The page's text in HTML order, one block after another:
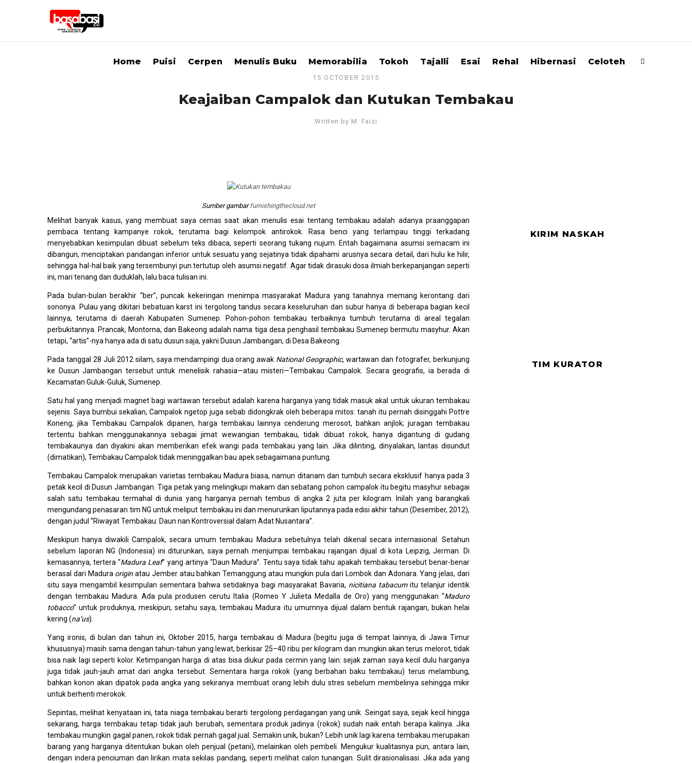
Home Puisi Cerpen Menulis Buku Memorabilia Tokoh Tajalli Esai Rehal Hibernasi Celoteh
15 OCTOBER 2015
Keajaiban Campalok dan Kutukan Tembakau
Written by M. Faizi
Sumber gambarfurnishingthecloud.net
Melihat banyak kasus, yang membuat saya cemas saat akan menulis esai tentang tembakau adalah adanya praanggapan
pembaca tentang kampanye rokok, terutama bagi kelompok antirokok. Rasa benci yang terlampau tinggi terkadang
menyebabkan kesimpulan dibuat sebelum teks dibaca, seperti seorang tukang nujum. Entah bagaimana asumsi semacam ini
dibangun, menciptakan pandangan inferior untuk sesuatu yang sejatinya tidak dipahami arusnya secara detail, dari hulu ke hilir,
sehingga hal-hal baik yang tersembunyi pun tertutup oleh asumsi negatif. Agar tidak dirasuki dosa ilmiah berkepanjangan seperti
ini, mari tenang dan duduklah, lalu baca tulisan ini.
Pada bulan-bulan berakhir “ber”, puncak kekeringan menimpa masyarakat Madura yang tanahnya memang kerontang dari
sononya. Pulau yang dikitari bebatuan karst ini tergolong tandus secara keseluruhan dan subur hanya di beberapa bagian kecil
lainnya, terutama di daerah Kabupaten Sumenep. Pohon-pohon tembakau terbaiknya tumbuh terutama di areal tegalan
perbukitannya. Prancak, Montorna, dan Bakeong adalah nama tiga desa penghasil tembakau Sumenep bermutu masyhur. Akan
tetapi, “artis”-nya hanya ada di satu dusun saja, yakni Dusun Jambangan, di Desa Bakeong.
Pada tanggal 28 Juli 2012 silam, saya mendampingi dua orang awak National Geographic, wartawan dan fotografer, berkunjung
ke Dusun Jambangan tersebut untuk menelisik rahasia—atau misteri—Tembakau Campalok. Secara geografis, ia berada di
Kecamatan Guluk-Guluk, Sumenep.
Satu hal yang menjadi magnet bagi wartawan tersebut adalah karena harganya yang tidak masuk akal untuk ukuran tembakau
sejenis. Saya bumbui sekalian, Campalok ngetop juga sebab didongkrak oleh beberapa mitos: tanah itu pernah disinggahi Pottre
Koneng; jika Tembakau Campalok dipanen, harga tembakau lainnya cenderung merosot, bahkan anjlok; juragan tembakau
tertentu bahkan menggunakannya sebagai jimat wewangian tembakau, tidak dibuat rokok, hanya digantung di gudang
tembakaunya dan diyakini akan memberikan efek wangi pada tembakau yang lain. Jika dilinting, dinyalakan, lantas disundut
(dimatikan), Tembakau Campalok tidak meninggalkan bau apek sebagaimana puntung.
Tembakau Campalok merupakan varietas tembakau Madura biasa, namun ditanam dan tumbuh secara eksklusif hanya pada 3
petak kecil di Dusun Jambangan. Tiga petak yang melingkupi makam dan sebatang pohon campalok itu begitu masyhur sebagai
salah satu tembakau termahal di dunia yang harganya pernah tembus di angka 2 juta per kilogram. Inilah yang barangkali
mengundang penasaran tim NG untuk meliput tembakau ini dan menurunkan liputannya pada edisi akhir tahun (Desember, 2012),
dengan judul “Riwayat Tembakau: Daun nan Kontroversial dalam Adat Nusantara”.
Meskipun hanya diwakili Campalok, secara umum tembakau Madura sebetulnya telah dikenal secara internasional. Setahun
sebelum laporan NG (Indonesia) ini diturunkan, saya pernah menjumpai tembakau rajangan dijual di kota Leipzig, Jerman. Di
kemasannya, tertera “Madura Leaf” yang artinya “Daun Madura”. Tentu saya tidak tahu apakah tembakau tersebut benar-benar
berasal dari Madura origin atau Jember atau bahkan Temanggung atau mungkin pula dari Lombok dan Adonara. Yang jelas, dari
situ saya mengambil kesimpulan sementara bahwa setidaknya bagi masyarakat Bavaria, nicitiana tabacumitu telanjur identik
dengan tembakau Madura. Ada pula produsen cerutu Italia (Romeo Y Julieta Medalla de Oro) yang menggunakan “Maduro
tobacco” untuk produknya, meskipun, setahu saya, tembakau Madura itu umumnya dijual dalam bentuk rajangan, bukan helai
kering (na’us).
Yang ironis, di bulan dan tahun ini, Oktober 2015, harga tembakau di Madura (begitu juga di tempat lainnya, di Jawa Timur
khususnya) masih sama dengan tahun-tahun yang lewat, berkisar 25–40 ribu per kilogram dan mungkin akan terus melorot, tidak
bisa naik lagi seperti kolor. Ketimpangan harga di atas bisa diukur pada cermin yang lain: sejak zaman saya kecil dulu harganya
juga tidak jauh-jauh amat dari angka tersebut. Sementara harga rokok (yang berbahan baku tembakau) terus melambung,
bahkan konon akan dipatok pada angka yang sekiranya membuat orang lebih dulu stres sebelum membelinya sehingga mikir
untuk berhenti merokok.
Sepintas, melihat kenyataan ini, tata niaga tembakau berarti tergolong perdagangan yang unik. Seingat saya, sejak kecil hingga
sekarang, harga tembakau tetap tidak jauh berubah, sementara produk jadinya (rokok) sudah naik entah berapa kalinya. Jika
tembakau mungkin gagal panen, rokok tidak pernah gagal jual. Semakin unik, bukan? Lebih unik lagi karena tembakau merupakan
barang yang harganya ditentukan bukan oleh penjual (petani), melainkan oleh pembeli. Mengukur kualitasnya pun, antara lain,
dengan indera penciuman dan lirikan mata sekilas pandang, seperti melihat calon tunangan. Sulit dirasionalisasi. Jika ada yang
KIRIM NASKAH
TIM KURATOR